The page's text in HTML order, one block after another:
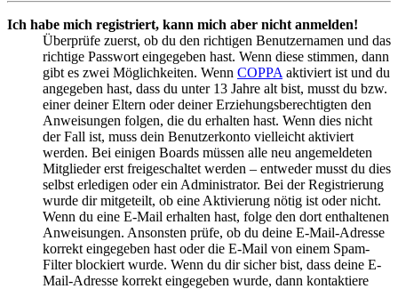
Ich habe mich registriert, kann mich aber nicht anmelden!
Überprüfe zuerst, ob du den richtigen Benutzernamen und das
richtige Passwort eingegeben hast. Wenn diese stimmen, dann
gibt es zwei Möglichkeiten. Wenn COPPA aktiviert ist und du
angegeben hast, dass du unter 13 Jahre alt bist, musst du bzw.
einer deiner Eltern oder deiner Erziehungsberechtigten den
Anweisungen folgen, die du erhalten hast. Wenn dies nicht
der Fall ist, muss dein Benutzerkonto vielleicht aktiviert
werden. Bei einigen Boards müssen alle neu angemeldeten
Mitglieder erst freigeschaltet werden – entweder musst du dies
selbst erledigen oder ein Administrator. Bei der Registrierung
wurde dir mitgeteilt, ob eine Aktivierung nötig ist oder nicht.
Wenn du eine E-Mail erhalten hast, folge den dort enthaltenen
Anweisungen. Ansonsten prüfe, ob du deine E-Mail-Adresse
korrekt eingegeben hast oder die E-Mail von einem Spam-
Filter blockiert wurde. Wenn du dir sicher bist, dass deine E-
Mail-Adresse korrekt eingegeben wurde, dann kontaktiere